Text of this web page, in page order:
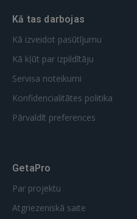
Kā tas darbojas
Kā izveidot pasūtījumu
Kā kļūt par izpildītāju
Servisa noteikumi
Konfidencialitātes politika
Pārvaldīt preferences
GetaPro
Par projektu
Atgriezeniskā saite